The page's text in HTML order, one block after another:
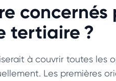
concernés
tertiaire ?
à couvrir toutes les
Les premières